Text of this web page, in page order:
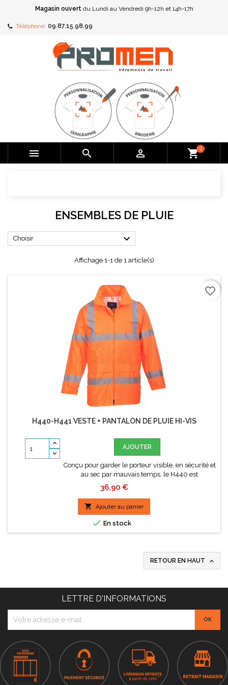
Magasin ouvert du Lundi au Vendredi 9h-12h et 14h-17h
Téléphone: 09.87.15.98.99
   shopping_cart0
ENSEMBLES DE PLUIE
Choisir 
Affichage 1-1 de 1 article(s)
H440-H441 VESTE + PANTALON DE PLUIE HI-VIS
AJOUTER
Conçu pour garder le porteur visible, en sécurité et
au sec par mauvais temps, le H440 est
extrêmement pratique et étanche. Il offre un
rapport qualité-prix exceptionnel et peut être
parfaitement assorti au pantalon de pluie haute
visibilité H441. Ce vêtement peut être facilement
enroulé et rangé lorsqu'il n'est pas utilisé.
Prix
36,90 €
 Ajouter au panier
 En stock
favorite_border
RETOUR EN HAUT 
LETTRE D'INFORMATIONS